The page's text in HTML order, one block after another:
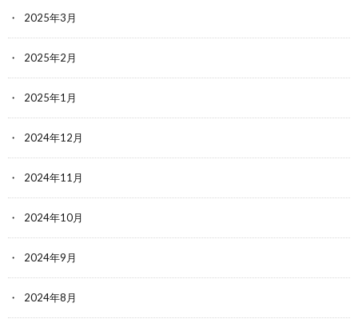
2025年3月
2025年2月
2025年1月
2024年12月
2024年11月
2024年10月
2024年9月
2024年8月